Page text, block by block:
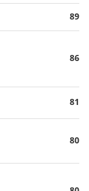
89
86
81
80